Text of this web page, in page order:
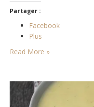
Partager :
Facebook
Plus
Read More »